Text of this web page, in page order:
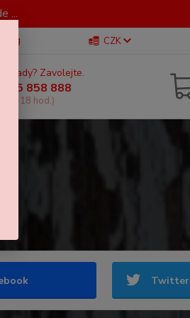
...
Blog CZK
si rady? Zavolejte.
605 858 888
11-18 hod.)
Twitter